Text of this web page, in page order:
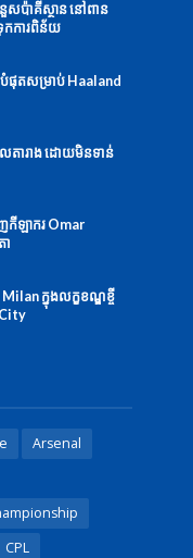
សប៉ាគីស្ថាន នៅពាន
កការពិន័យ
បំផុតសម្រាប់ Haaland
លតារាង ដោយមិនទាន់
កីឡាករ Omar
ា
ក្នុងលក្ខខណ្ឌខ្ចី
Arsenal
CPL